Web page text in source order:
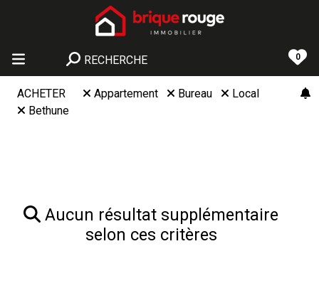
RECHERCHE 0
ACHETER Appartement Bureau
Local
Bethune
Aucun résultat supplémentaire
selon ces critères